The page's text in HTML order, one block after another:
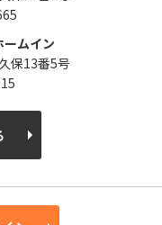
ームイン
保13番5号